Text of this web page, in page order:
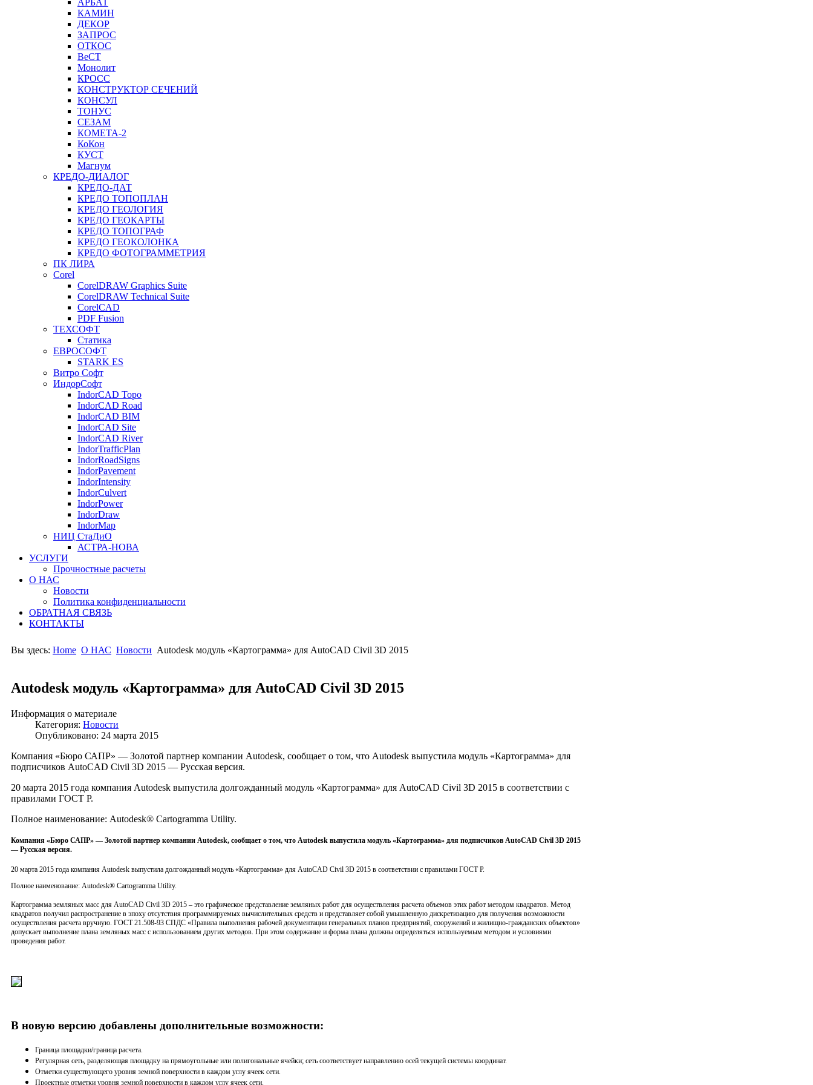
АРБАТ
КАМИН
ДЕКОР
ЗАПРОС
ОТКОС
ВеСТ
Монолит
КРОСС
КОНСТРУКТОР СЕЧЕНИЙ
КОНСУЛ
ТОНУС
СЕЗАМ
КОМЕТА-2
КоКон
КУСТ
Магнум
КРЕДО-ДИАЛОГ
КРЕДО-ДАТ
КРЕДО ТОПОПЛАН
КРЕДО ГЕОЛОГИЯ
КРЕДО ГЕОКАРТЫ
КРЕДО ТОПОГРАФ
КРЕДО ГЕОКОЛОНКА
КРЕДО ФОТОГРАММЕТРИЯ
ПК ЛИРА
Corel
CorelDRAW Graphics Suite
CorelDRAW Technical Suite
CorelCAD
PDF Fusion
ТЕХСОФТ
Статика
ЕВРОСОФТ
STARK ES
Витро Софт
ИндорСофт
IndorCAD Topo
IndorCAD Road
IndorCAD BIM
IndorCAD Site
IndorCAD River
IndorTrafficPlan
IndorRoadSigns
IndorPavement
IndorIntensity
IndorCulvert
IndorPower
IndorDraw
IndorMap
НИЦ СтаДиО
АСТРА-НОВА
УСЛУГИ
Прочностные расчеты
О НАС
Новости
Политика конфиденциальности
ОБРАТНАЯ СВЯЗЬ
КОНТАКТЫ
Вы здесь: Home О НАС Новости Autodesk модуль «Картограмма» для AutoCAD Civil 3D 2015
Autodesk модуль «Картограмма» для AutoCAD Civil 3D 2015
Информация о материале
Категория: Новости
Опубликовано: 24 марта 2015
Компания «Бюро САПР» — Золотой партнер компании Autodesk, сообщает о том, что Autodesk выпустила модуль «Картограмма» для
подписчиков AutoCAD Civil 3D 2015 — Русская версия.
20 марта 2015 года компания Autodesk выпустила долгожданный модуль «Картограмма» для AutoCAD Civil 3D 2015 в соответствии с
правилами ГОСТ Р.
Полное наименование: Autodesk® Cartogramma Utility.
Компания «Бюро САПР» — Золотой партнер компании Autodesk, сообщает о том, что Autodesk выпустила модуль «Картограмма» для подписчиков AutoCAD Civil 3D 2015
— Русская версия.
20 марта 2015 года компания Autodesk выпустила долгожданный модуль «Картограмма» для AutoCAD Civil 3D 2015 в соответствии с правилами ГОСТ Р.
Полное наименование: Autodesk® Cartogramma Utility.
Картограмма земляных масс для AutoCAD Civil 3D 2015 – это графическое представление земляных работ для осуществления расчета объемов этих работ методом квадратов. Метод
квадратов получил распространение в эпоху отсутствия программируемых вычислительных средств и представляет собой умышленную дискретизацию для получения возможности
осуществления расчета вручную. ГОСТ 21.508-93 СПДС «Правила выполнения рабочей документации генеральных планов предприятий, сооружений и жилищно-гражданских объектов»
допускает выполнение плана земляных масс с использованием других методов. При этом содержание и форма плана должны определяться используемым методом и условиями
проведения работ.
В новую версию добавлены дополнительные возможности:
Граница площадки/граница расчета.
Регулярная сеть, разделяющая площадку на прямоугольные или полигональные ячейки; сеть соответствует направлению осей текущей системы координат.
Отметки существующего уровня земной поверхности в каждом углу ячеек сети.
Проектные отметки уровня земной поверхности в каждом углу ячеек сети.